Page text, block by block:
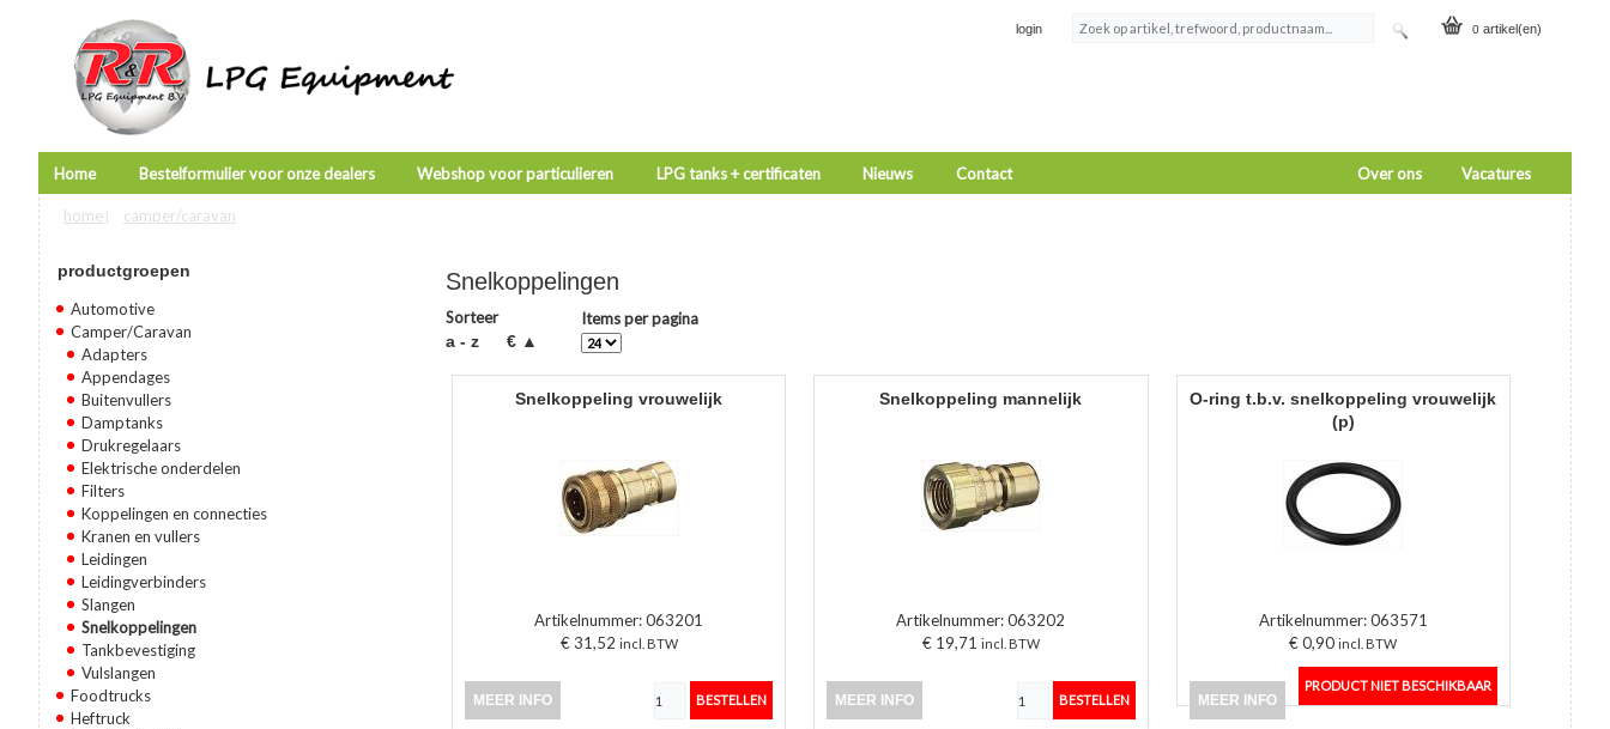
0 artikel(en)
login
Home Bestelformulier voor onze dealers Webshop voor particulieren LPG tanks + certificaten Nieuws Contact Vacatures
Over ons
U bent hier
home | camper/caravan
productgroepen
Automotive
Camper/Caravan
Adapters
Appendages
Buitenvullers
Damptanks
Drukregelaars
Elektrische onderdelen
Filters
Koppelingen en connecties
Kranen en vullers
Leidingen
Leidingverbinders
Slangen
Snelkoppelingen
Tankbevestiging
Vulslangen
Foodtrucks
Heftruck
Snelkoppelingen
Sorteer
a - z
€ ▲
Items per pagina
snelkoppeling vrouwelijk
Artikelnummer:063201
€ 31,52 incl. BTW
MEER INFO
snelkoppeling mannelijk
Artikelnummer:063202
€ 19,71 incl. BTW
MEER INFO
o-ring t.b.v. snelkoppeling vrouwelijk
(p)
Artikelnummer:063571
€ 0,90 incl. BTW
MEER INFO